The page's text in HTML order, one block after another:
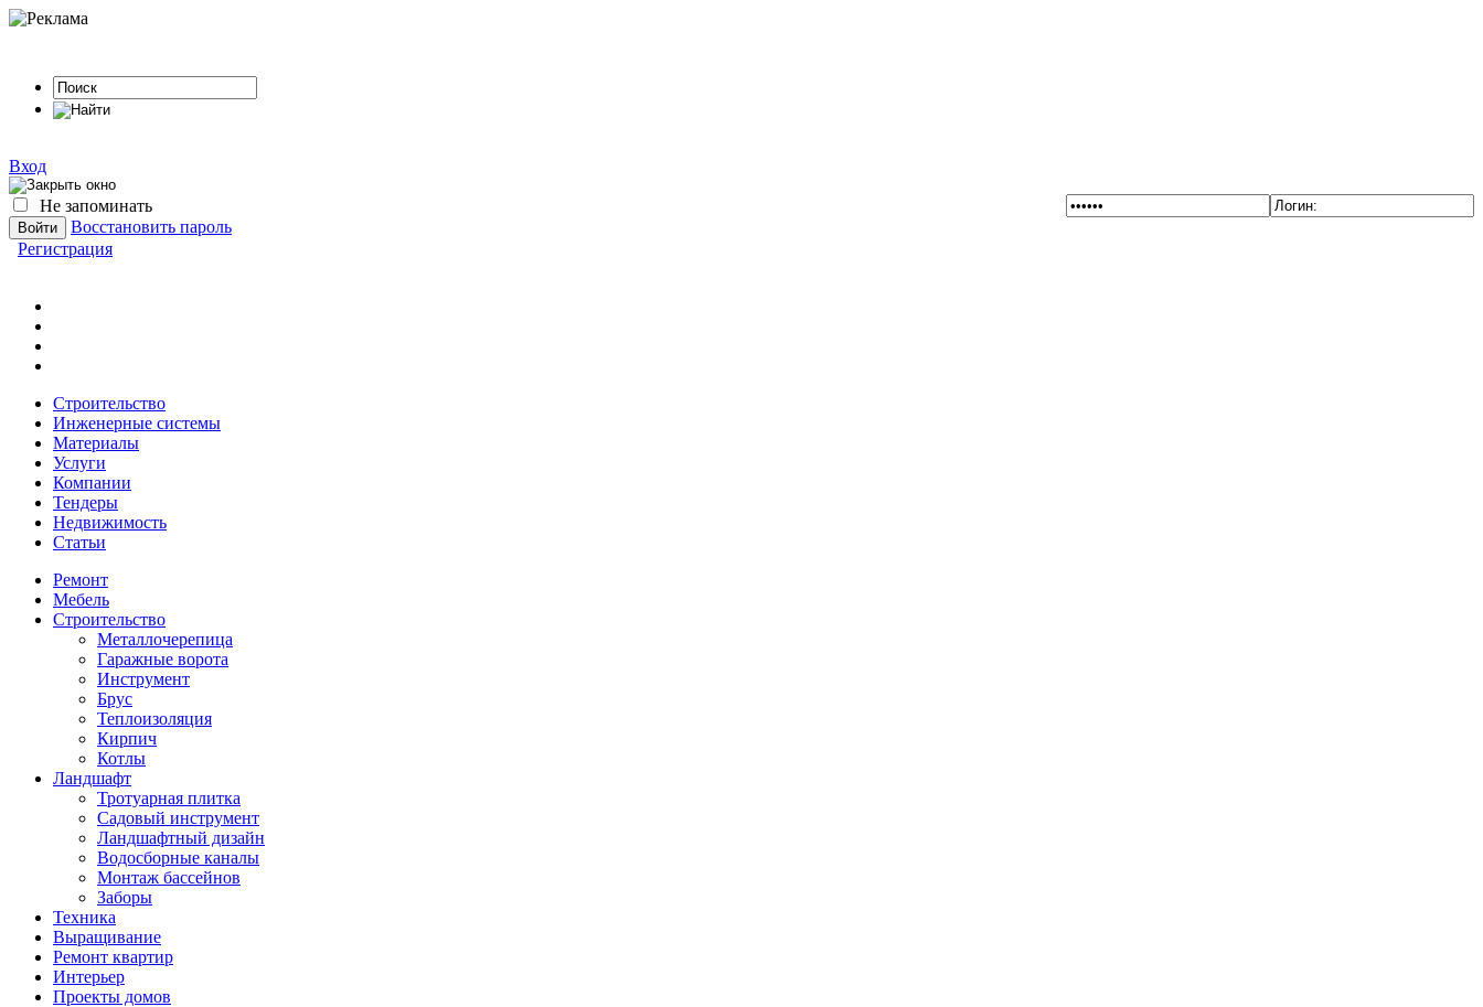
Вход
Не запоминать
Восстановить пароль
Регистрация
Строительство
Инженерные системы
Материалы
Услуги
Компании
Тендеры
Недвижимость
Статьи
Ремонт
Мебель
Строительство
Металлочерепица
Гаражные ворота
Инструмент
Брус
Теплоизоляция
Кирпич
Котлы
Ландшафт
Тротуарная плитка
Садовый инструмент
Ландшафтный дизайн
Водосборные каналы
Монтаж бассейнов
Заборы
Техника
Выращивание
Ремонт квартир
Интерьер
Проекты домов